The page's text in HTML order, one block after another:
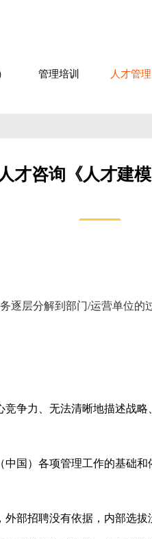
管理培训 人才管理
人才咨询《人才建模
逐层分解到部门/运营单位的
争力、无法清晰地描述战
国）各项管理工作的基础
部招聘没有依据，内部选拔